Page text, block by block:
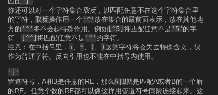
你还可以对一个字符集合取反，以匹配任意不在这个字符集合里
的字符，取反操作用一个 '^' 放在集合的最前面表示，放在其他地
方的 '^'将不会起特殊作用。例如 [^5]将匹配任意不是 '5' 的字
符； [^^]将匹配任意不是 '^' 的字符。
注意：在中括号里，+ * ( )这类字符将会失去特殊含义，仅
作为普通字符。反向引用也不能在中括号内使用。
'|'
管道符号，A和B是任意的RE，那么A|B就是匹配A或者B的一个新
的RE。任意个数的RE都可以像这样用管道符号间隔连接起来。这